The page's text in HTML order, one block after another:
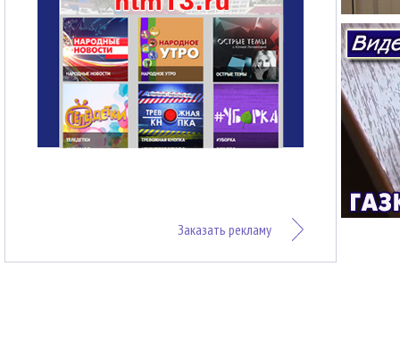
Заказать рекламу